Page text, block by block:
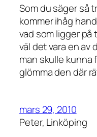
Som du säger så
kommer ihåg
vad som ligger på
väl det vara en av
man skulle
glömma den där
mars 29, 2010
Peter, Linköping